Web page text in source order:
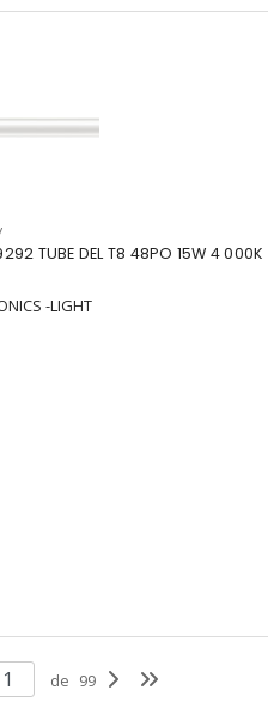
TUBE DEL T8 48PO 15W 4 000K
-LIGHT
de 99